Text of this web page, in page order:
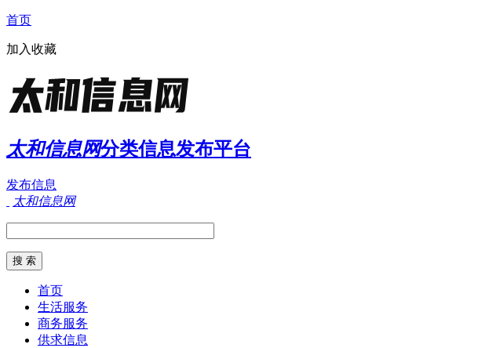
首页
加入收藏
太和信息网分类信息发布平台
发布信息
太和信息网
首页
生活服务
商务服务
供求信息